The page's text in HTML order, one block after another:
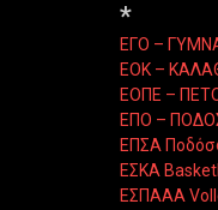
*
ΕΓΟ –
ΕΟΚ –
ΕΟΠΕ –
ΕΠΟ –
ΕΠΣΑ
ΕΣΚΑ
ΕΣΠΑΑΑ